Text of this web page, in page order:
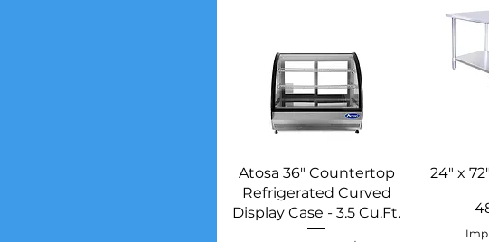
Vista rápida
Atosa 36" Countertop
Refrigerated Curved
Display Case - 3.5 Cu.Ft.
24″ x